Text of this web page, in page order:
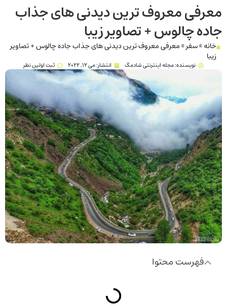
معرفی معروف ترین دیدنی های جذاب
جاده چالوس + تصاویر زیبا
خانه»سفر»معرفی معروف ترین دیدنی های جذاب جاده چالوس + تصاویر
زیبا
نویسنده:مجله اینترنتی شادمگ انتشار:می 12, 2022 ثبت اولین نظر
فهرست محتوا